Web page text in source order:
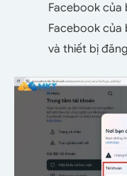
Facebook của
Facebook của
và thiết bị